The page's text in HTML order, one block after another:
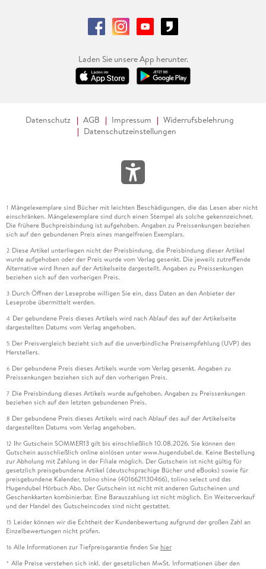
Laden Sie unsere App herunter.
Datenschutz AGB Impressum
Widerrufsbelehrung
Datenschutzeinstellungen
1 Mängelexemplare sind Bücher mit leichten Beschädigungen, die das Lesen aber nicht
einschränken. Mängelexemplare sind durch einen Stempel als solche gekennzeichnet.
Die frühere Buchpreisbindung ist aufgehoben. Angaben zu Preissenkungen beziehen
sich auf den gebundenen Preis eines mangelfreien Exemplars.
2 Diese Artikel unterliegen nicht der Preisbindung, die Preisbindung dieser Artikel
wurde aufgehoben oder der Preis wurde vom Verlag gesenkt. Die jeweils zutreffende
Alternative wird Ihnen auf der Artikelseite dargestellt. Angaben zu Preissenkungen
beziehen sich auf den vorherigen Preis.
3 Durch Öffnen der Leseprobe willigen Sie ein, dass Daten an den Anbieter der
Leseprobe übermittelt werden.
4 Der gebundene Preis dieses Artikels wird nach Ablauf des auf der Artikelseite
dargestellten Datums vom Verlag angehoben.
5 Der Preisvergleich bezieht sich auf die unverbindliche Preisempfehlung (UVP) des
Herstellers.
6 Der gebundene Preis dieses Artikels wurde vom Verlag gesenkt. Angaben zu
Preissenkungen beziehen sich auf den vorherigen Preis.
7 Die Preisbindung dieses Artikels wurde aufgehoben. Angaben zu Preissenkungen
beziehen sich auf den letzten gebundenen Preis.
8 Der gebundene Preis dieses Artikels wird nach Ablauf des auf der Artikelseite
dargestellten Datums vom Verlag angehoben.
12 Ihr Gutschein SOMMER13 gilt bis einschließlich 10.08.2026. Sie können den
Gutschein ausschließlich online einlösen unter www.hugendubel.de. Keine Bestellung
zur Abholung mit Zahlung in der Filiale möglich. Der Gutschein ist nicht gültig für
gesetzlich preisgebundene Artikel (deutschsprachige Bücher und eBooks) sowie für
preisgebundene Kalender, tolino shine (4016621130466), tolino select und das
Hugendubel Hörbuch Abo. Der Gutschein ist nicht mit anderen Gutscheinen und
Geschenkkarten kombinierbar. Eine Barauszahlung ist nicht möglich. Ein Weiterverkauf
und der Handel des Gutscheincodes sind nicht gestattet.
15 Leider können wir die Echtheit der Kundenbewertung aufgrund der großen Zahl an
Einzelbewertungen nicht prüfen.
16 Alle Informationen zur Tiefpreisgarantie finden Sie hier
* Alle Preise verstehen sich inkl. der gesetzlichen MwSt. Informationen über den